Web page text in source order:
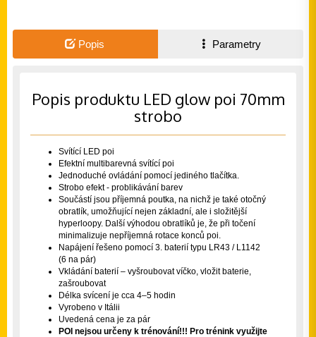
Popis Parametry
Popis produktu LED glow poi 70mm
strobo
Svítící LED poi
Efektní multibarevná svítící poi
Jednoduché ovládání pomocí jediného tlačítka.
Strobo efekt - problikávání barev
Součástí jsou příjemná poutka, na nichž je také otočný
obratlík, umožňující nejen základní, ale i složitější
hyperloopy. Další výhodou obratlíků je, že při točení
minimalizuje nepříjemná rotace konců poi.
Napájení řešeno pomocí 3. baterií typu LR43 / L1142
(6 na pár)
Vkládání baterií – vyšroubovat víčko, vložit baterie,
zašroubovat
Délka svícení je cca 4–5 hodin
Vyrobeno v Itálii
Uvedená cena je za pár
POI nejsou určeny k trénování!!! Pro trénink využijte